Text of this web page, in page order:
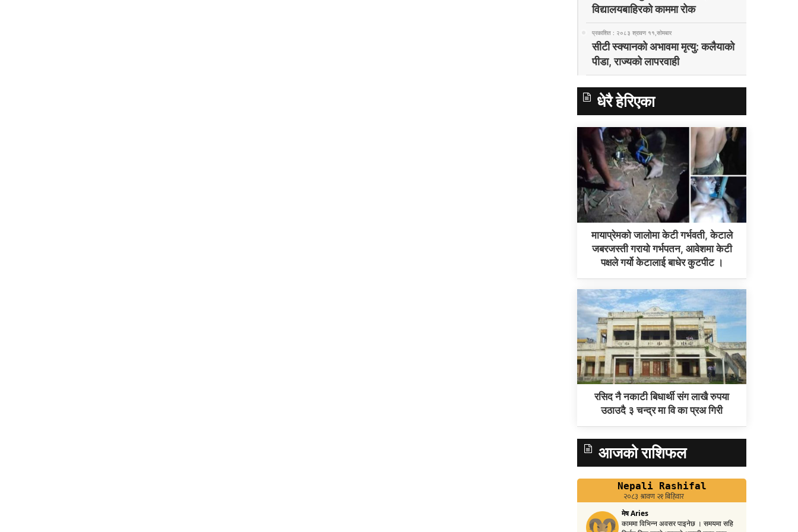
विद्यालयबाहिरको काममा रोक
प्रकाशित : २०८३ श्रावण ११,सोमबार
सीटी स्क्यानको अभावमा मृत्यु: कलैयाको
पीडा, राज्यको लापरवाही
धेरै हेरिएका
मायाप्रेमको जालोमा केटी गर्भवती, केटाले
जबरजस्ती गरायो गर्भपतन, आवेशमा केटी
पक्षले गर्यो केटालाई बाधेर कुटपीट ।
रसिद नै नकाटी बिधार्थी संग लाखै रुपया
उठाउदै ३ चन्द्र मा वि का प्रअ गिरी
आजको राशिफल